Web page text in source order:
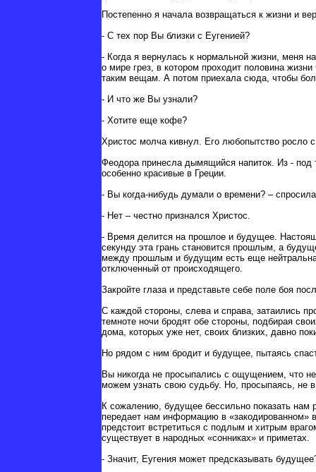
Постепенно я начала возвращаться к жизни и
- С тех пор Вы близки с Еугенией?
- Когда я вернулась к нормальной жизни, меня
о мире грез, в котором проходит половина
таким вещам. А потом приехала сюда, чтобы
- И что же Вы узнали?
- Хотите еще кофе?
Христос молча кивнул. Его любопытство росло
Феодора принесла дымящийся напиток. Из - под
особенно красивые в Греции.
- Вы когда-нибудь думали о времени? –
- Нет – честно признался Христос.
- Время делится на прошлое и будущее.
секунду эта грань становится прошлым, а
между прошлым и будущим есть еще
отключенный от происходящего.
Закройте глаза и представьте себе поле боя
С каждой стороны, слева и справа, затаились
темноте ночи бродят обе стороны, подбирая
дома, которых уже нет, своих близких, давно
Но рядом с ним бродит и будущее, пытаясь
Вы никогда не просыпались с ощущением, что
можем узнать свою судьбу. Но, просыпаясь, не
К сожалению, будущее бессильно показать нам
передает нам информацию в «закодированном»
предстоит встретиться с подлым и хитрым
существует в народных «сонниках» и приметах.
- Значит, Еугения может предсказывать